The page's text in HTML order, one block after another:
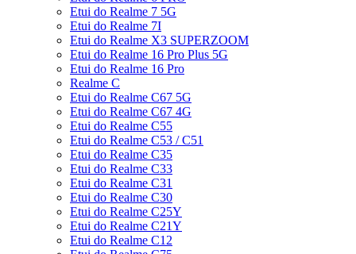
Etui do Realme 7 5G
Etui do Realme 7I
Etui do Realme X3 SUPERZOOM
Etui do Realme 16 Pro Plus 5G
Etui do Realme 16 Pro
Realme C
Etui do Realme C67 5G
Etui do Realme C67 4G
Etui do Realme C55
Etui do Realme C53 / C51
Etui do Realme C35
Etui do Realme C33
Etui do Realme C31
Etui do Realme C30
Etui do Realme C25Y
Etui do Realme C21Y
Etui do Realme C12